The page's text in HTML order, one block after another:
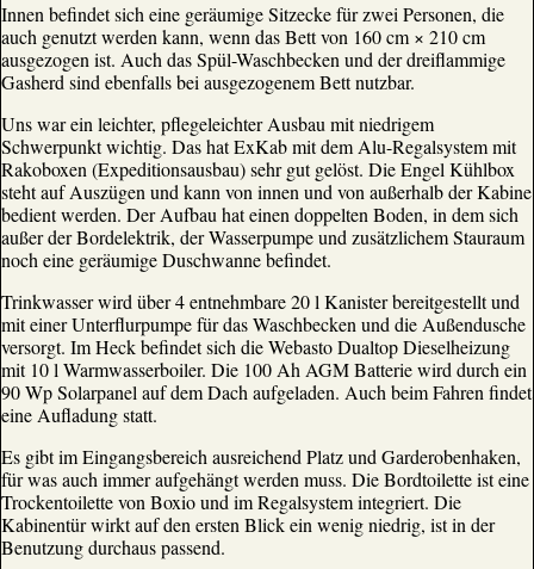
Innen befindet sich eine geräumige Sitzecke für zwei Personen, die
auch genutzt werden kann, wenn das Bett von 160 cm × 210 cm
ausgezogen ist. Auch das Spül-Waschbecken und der dreiflammige
Gasherd sind ebenfalls bei ausgezogenem Bett nutzbar.
Uns war ein leichter, pflegeleichter Ausbau mit niedrigem
Schwerpunkt wichtig. Das hat ExKab mit dem Alu-Regalsystem mit
Rakoboxen (Expeditionsausbau) sehr gut gelöst. Die Engel Kühlbox
steht auf Auszügen und kann von innen und von außerhalb der Kabine
bedient werden. Der Aufbau hat einen doppelten Boden, in dem sich
außer der Bordelektrik, der Wasserpumpe und zusätzlichem Stauraum
noch eine geräumige Duschwanne befindet.
Trinkwasser wird über 4 entnehmbare 20 l Kanister bereitgestellt und
mit einer Unterflurpumpe für das Waschbecken und die Außendusche
versorgt. Im Heck befindet sich die Webasto Dualtop Dieselheizung
mit 10 l Warmwasserboiler. Die 100 Ah AGM Batterie wird durch ein
90 Wp Solarpanel auf dem Dach aufgeladen. Auch beim Fahren findet
eine Aufladung statt.
Es gibt im Eingangsbereich ausreichend Platz und Garderobenhaken,
für was auch immer aufgehängt werden muss. Die Bordtoilette ist eine
Trockentoilette von Boxio und im Regalsystem integriert. Die
Kabinentür wirkt auf den ersten Blick ein wenig niedrig, ist in der
Benutzung durchaus passend.